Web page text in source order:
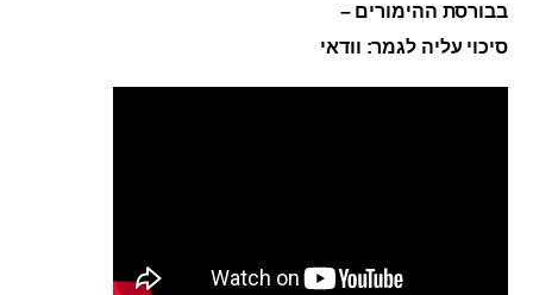
בבורסת ההימורים –
סיכוי עליה לגמר: וודאי